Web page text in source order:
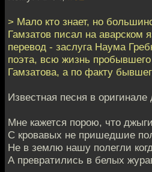
> Мало кто знает, но
Гамзатов писал на аварском
перевод - заслуга Наума
поэта, всю жизнь пробывшего
Гамзатова, а по факту
Известная песня в оригинале
Мне кажется порою, что
С кровавых не пришедшие
Не в землю нашу полегли
А превратились в белых